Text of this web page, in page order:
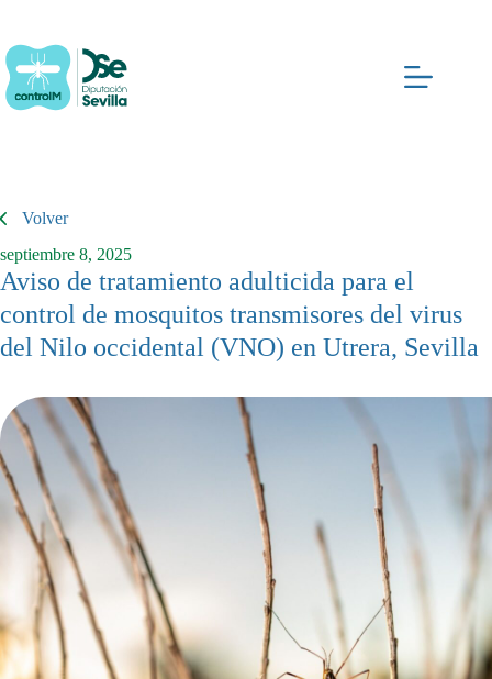
contenido
Volver
septiembre 8, 2025
Aviso de tratamiento adulticida para el
control de mosquitos transmisores del virus
del Nilo occidental (VNO) en Utrera, Sevilla